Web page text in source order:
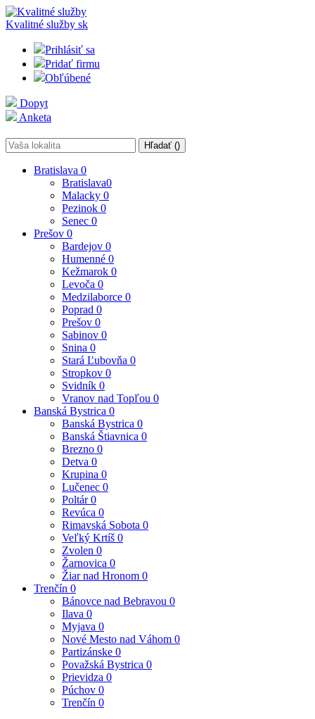
Kvalitné služby sk
Prihlásiť sa
Pridať firmu
Obľúbené
Dopyt
Anketa
Hľadať ()
Bratislava 0
Bratislava0
Malacky 0
Pezinok 0
Senec 0
Prešov 0
Bardejov 0
Humenné 0
Kežmarok 0
Levoča 0
Medzilaborce 0
Poprad 0
Prešov 0
Sabinov 0
Snina 0
Stará Ľubovňa 0
Stropkov 0
Svidník 0
Vranov nad Topľou 0
Banská Bystrica 0
Banská Bystrica 0
Banská Štiavnica 0
Brezno 0
Detva 0
Krupina 0
Lučenec 0
Poltár0
Revúca 0
Rimavská Sobota 0
Veľký Krtíš 0
Zvolen 0
Žarnovica 0
Žiar nad Hronom 0
Trenčín 0
Bánovce nad Bebravou 0
Ilava 0
Myjava 0
Nové Mesto nad Váhom 0
Partizánske 0
Považská Bystrica 0
Prievidza 0
Púchov 0
Trenčín 0